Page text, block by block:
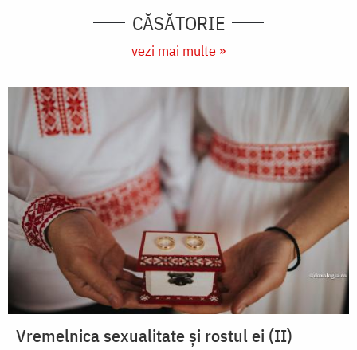
CĂSĂTORIE
vezi mai multe »
Vremelnica sexualitate și rostul ei (II)